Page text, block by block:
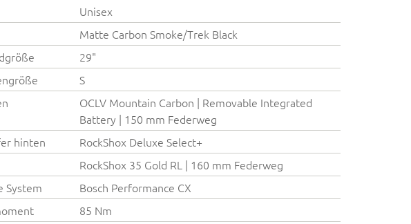
Unisex
Matte Carbon Smoke/Trek Black
29"
S
OCLV Mountain Carbon | Removable Integrated
Battery | 150 mm Federweg
hinten
RockShox Deluxe Select+
RockShox 35 Gold RL | 160 mm Federweg
System
Bosch Performance CX
85 Nm